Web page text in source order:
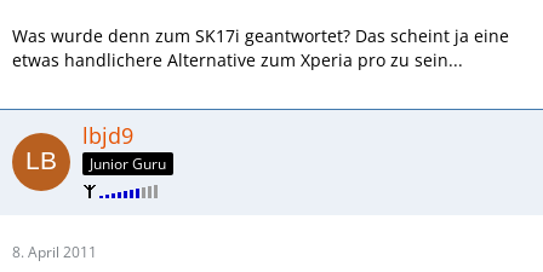
Was wurde denn zum SK17i geantwortet? Das scheint ja eine
etwas handlichere Alternative zum Xperia pro zu sein...
lbjd9
Junior Guru
8. April 2011